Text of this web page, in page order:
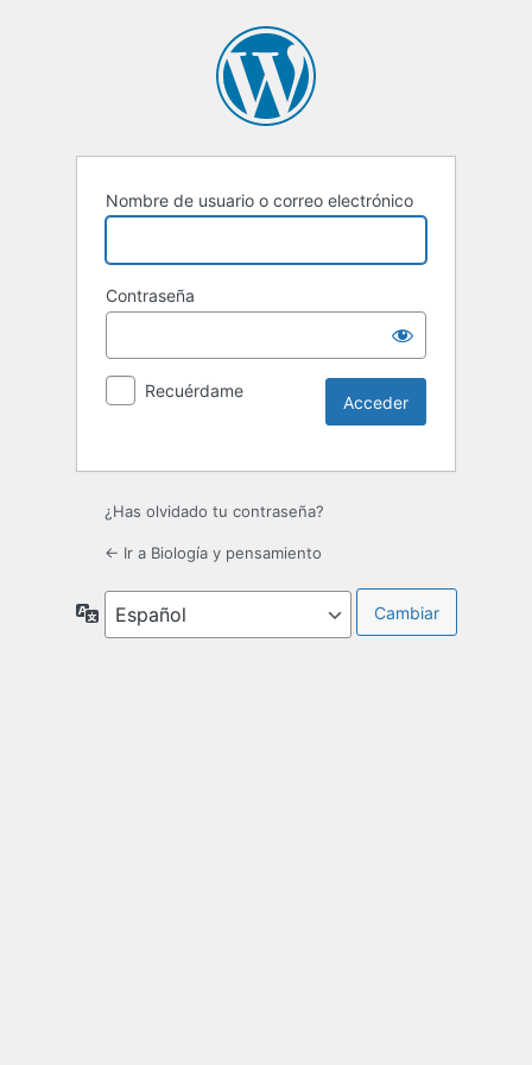
Nombre de usuario o correo electrónico
Contraseña
Recuérdame
¿Has olvidado tu contraseña?
← Ir a Biología y pensamiento
Idioma